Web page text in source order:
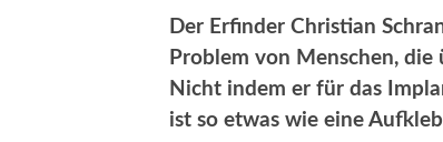
Der Erfinder Christian
Problem von Menschen,
Nicht indem er für das
ist so etwas wie eine